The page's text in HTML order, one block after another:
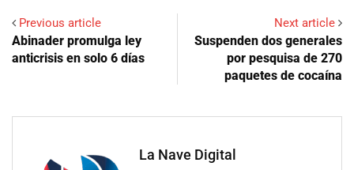
Previous article
Abinader promulga ley
anticrisis en solo 6 días
Next article
Suspenden dos generales
por pesquisa de 270
paquetes de cocaína
La Nave Digital